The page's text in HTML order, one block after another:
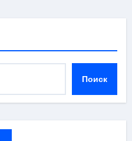
Поиск